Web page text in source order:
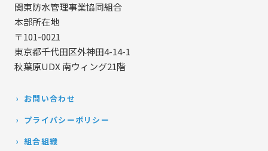
関東防水管理事業協同組合
本部所在地
〒101-0021
東京都千代田区外神田4-14-1
秋葉原UDX 南ウィング21階
お問い合わせ
プライバシーポリシー
組合組織